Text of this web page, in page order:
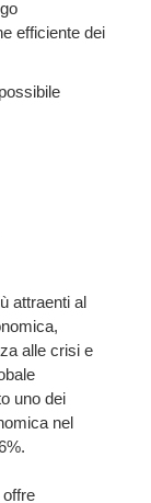
efficiente dei
attraenti al
alle crisi e
uno dei
nel